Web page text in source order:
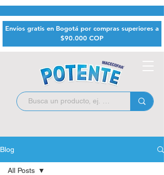
Envíos gratis en Bogotá por compras superiores a
$90.000 COP
Blog
All Posts